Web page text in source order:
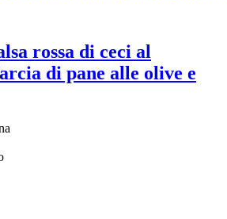
rossa di ceci al
di pane alle olive e